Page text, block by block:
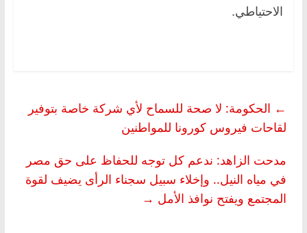
الاحتياطي.
← الحكومة: لا صحة للسماح لأي شركة خاصة بتوفير
لقاحات فيروس كورونا للمواطنين
مدحت الزاهد: ندعم كل توجه للحفاظ على حق مصر
في مياه النيل.. وإخلاء سبيل سجناء الرأى يضيف لقوة
المجتمع ويفتح نوافذ الأمل →